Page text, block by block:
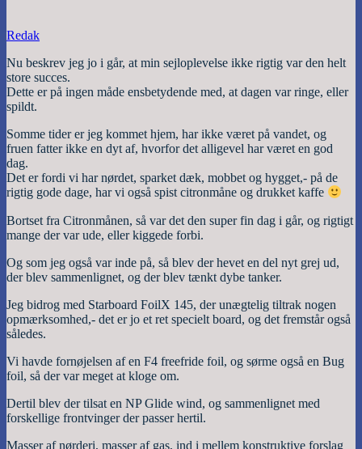
Redak
Nu beskrev jeg jo i går, at min sejloplevelse ikke rigtig var den helt
store succes.
Dette er på ingen måde ensbetydende med, at dagen var ringe, eller
spildt.
Somme tider er jeg kommet hjem, har ikke været på vandet, og
fruen fatter ikke en dyt af, hvorfor det alligevel har været en god
dag.
Det er fordi vi har nørdet, sparket dæk, mobbet og hygget,- på de
rigtig gode dage, har vi også spist citronmåne og drukket kaffe
Bortset fra Citronmånen, så var det den super fin dag i går, og rigtigt
mange der var ude, eller kiggede forbi.
Og som jeg også var inde på, så blev der hevet en del nyt grej ud,
der blev sammenlignet, og der blev tænkt dybe tanker.
Jeg bidrog med Starboard FoilX 145, der unægtelig tiltrak nogen
opmærksomhed,- det er jo et ret specielt board, og det fremstår også
således.
Vi havde fornøjelsen af en F4 freefride foil, og sørme også en Bug
foil, så der var meget at kloge om.
Dertil blev der tilsat en NP Glide wind, og sammenlignet med
forskellige frontvinger der passer hertil.
Masser af nørderi, masser af gas, ind i mellem konstruktive forslag